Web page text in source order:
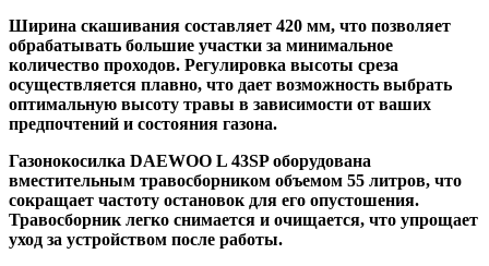
Ширина скашивания составляет 420 мм, что позволяет
обрабатывать большие участки за минимальное
количество проходов. Регулировка высоты среза
осуществляется плавно, что дает возможность выбрать
оптимальную высоту травы в зависимости от ваших
предпочтений и состояния газона.
Газонокосилка DAEWOO L 43SP оборудована
вместительным травосборником объемом 55 литров, что
сокращает частоту остановок для его опустошения.
Травосборник легко снимается и очищается, что упрощает
уход за устройством после работы.